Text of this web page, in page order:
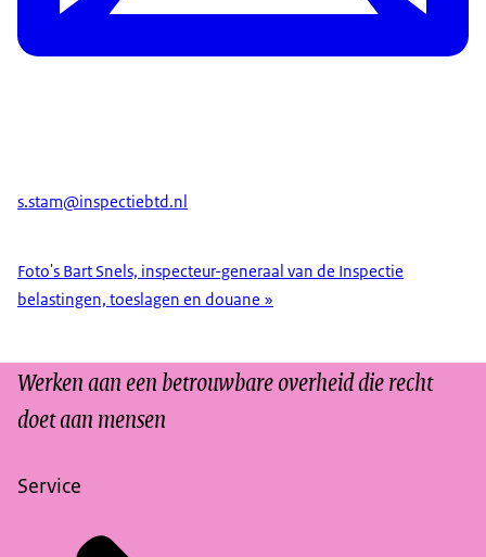
s.stam@inspectiebtd.nl
Foto's Bart Snels, inspecteur-generaal van de Inspectie
belastingen, toeslagen en douane »
Werken aan een betrouwbare overheid die recht
doet aan mensen
Service